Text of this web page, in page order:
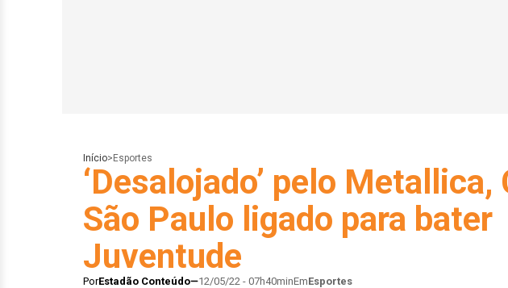
Início> Esportes
‘Desalojado’ pelo Metallica,
São Paulo ligado para bater
Juventude
PorEstadão Conteúdo 12/05/22 - 07h40minEmEsportes